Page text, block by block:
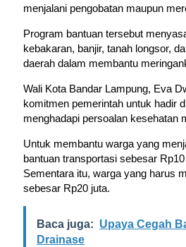
menjalani pengobatan maupun
Program bantuan tersebut
kebakaran, banjir, tanah longsor,
daerah dalam membantu
Wali Kota Bandar Lampung, Eva
komitmen pemerintah untuk hadir
menghadapi persoalan kesehatan
Untuk membantu warga yang
bantuan transportasi sebesar
Sementara itu, warga yang harus
sebesar Rp20 juta.
Baca juga: Upaya Cegah
Drainase